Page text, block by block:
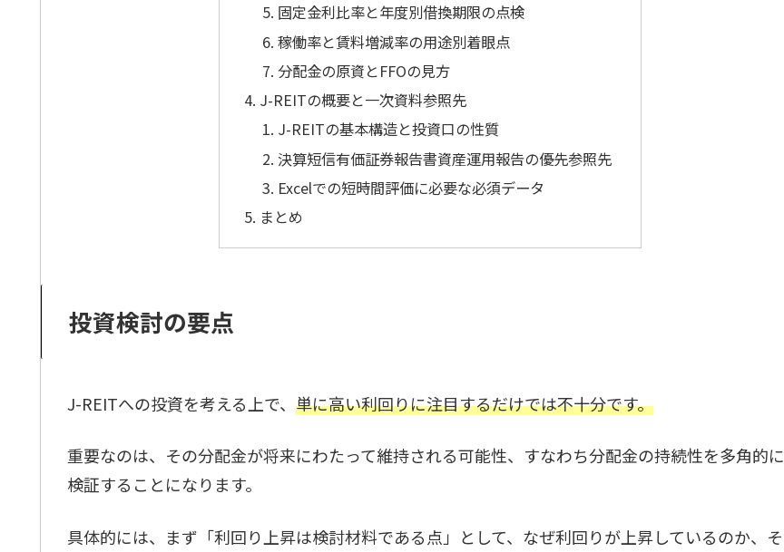
固定金利比率と年度別借換期限の点検
稼働率と賃料増減率の用途別着眼点
分配金の原資とFFOの見方
J-REITの概要と一次資料参照先
J-REITの基本構造と投資口の性質
決算短信有価証券報告書資産運用報告の優先参照先
Excelでの短時間評価に必要な必須データ
まとめ
投資検討の要点
J-REITへの投資を考える上で、 単に高い利回りに注目するだけでは不十分です。
重要なのは、その分配金が将来にわたって維持される可能性、すなわち分配金の持続性を多角的に
検証することになります。
具体的には、まず「利回り上昇は検討材料である点」として、なぜ利回りが上昇しているのか、そ